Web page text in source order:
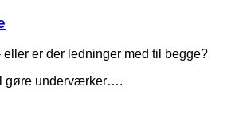
er der ledninger med til begge?
gøre underværker….